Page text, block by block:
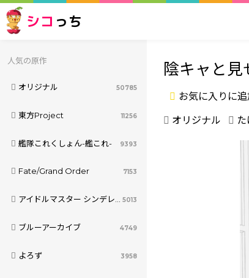
シコ っち
人気の原作
オリジナル 50785
東方Project 11256
艦隊これくしょん-艦これ- 9393
Fate/Grand Order 7153
アイドルマスター シンデレラガールズ 5013
ブルーアーカイブ 4749
よろず 3958
陰キャと見
お気に入りに追
オリジナル